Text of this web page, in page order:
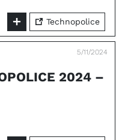
Technopolice
5/11/2024
2024 –